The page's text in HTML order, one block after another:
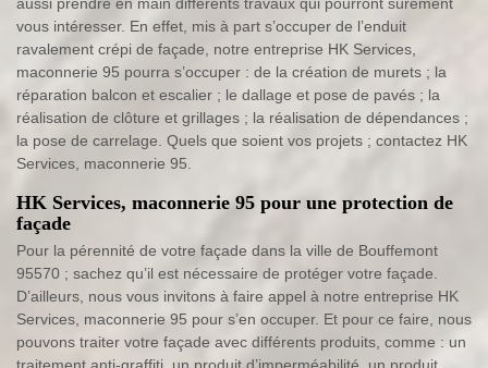
aussi prendre en main différents travaux qui pourront sûrement
vous intéresser. En effet, mis à part s’occuper de l’enduit
ravalement crépi de façade, notre entreprise HK Services,
maconnerie 95 pourra s’occuper : de la création de murets ; la
réparation balcon et escalier ; le dallage et pose de pavés ; la
réalisation de clôture et grillages ; la réalisation de dépendances ;
la pose de carrelage. Quels que soient vos projets ; contactez HK
Services, maconnerie 95.
HK Services, maconnerie 95 pour une protection de
façade
Pour la pérennité de votre façade dans la ville de Bouffemont
95570 ; sachez qu’il est nécessaire de protéger votre façade.
D’ailleurs, nous vous invitons à faire appel à notre entreprise HK
Services, maconnerie 95 pour s’en occuper. Et pour ce faire, nous
pouvons traiter votre façade avec différents produits, comme : un